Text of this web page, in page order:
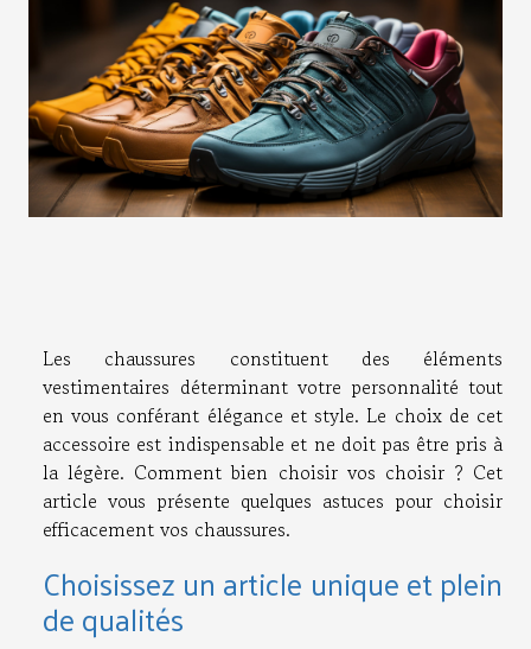
Les chaussures constituent des éléments
vestimentaires déterminant votre personnalité tout
en vous conférant élégance et style. Le choix de cet
accessoire est indispensable et ne doit pas être pris à
la légère. Comment bien choisir vos choisir ? Cet
article vous présente quelques astuces pour choisir
efficacement vos chaussures.
Choisissez un article unique et plein
de qualités